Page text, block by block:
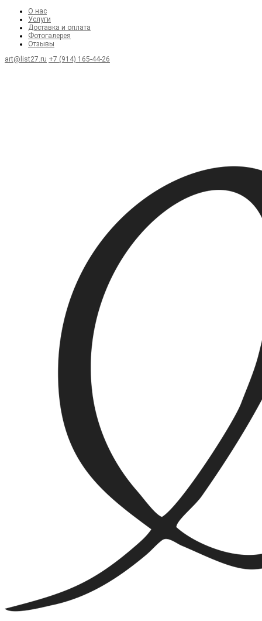
О нас
Услуги
Доставка и оплата
Фотогалерея
Отзывы
art@list27.ru +7 (914) 165-44-26